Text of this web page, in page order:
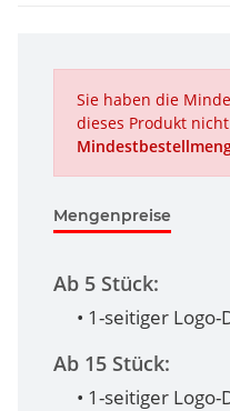
Sie haben die
dieses Produkt
Mengenpreise
Ab 5 Stück:
• 1-seitiger Logo-
Ab 15 Stück:
• 1-seitiger Logo-